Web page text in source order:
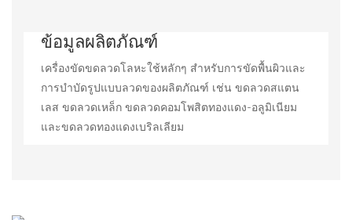
ข้อมูลผลิตภัณฑ์
เครื่องขัดขดลวดโลหะใช้หลักๆ สำหรับการขัดพื้นผิวและ
การบำบัดรูปแบบลวดของผลิตภัณฑ์ เช่น ขดลวดสแตน
เลส ขดลวดเหล็ก ขดลวดคอมโพสิตทองแดง-อลูมิเนียม
และขดลวดทองแดงเบริลเลียม